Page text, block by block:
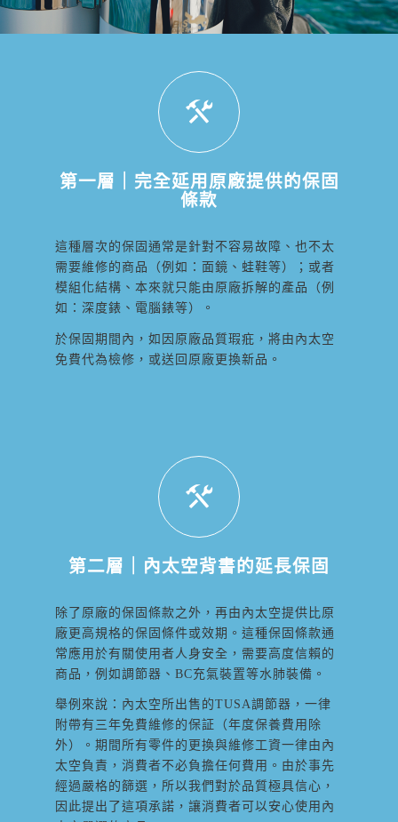
第一層｜完全延用原廠提供的保固
條款
這種層次的保固通常是針對不容易故障、也不太
需要維修的商品（例如：面鏡、蛙鞋等）；或者
模組化結構、本來就只能由原廠拆解的產品（例
如：深度錶、電腦錶等）。
於保固期間內，如因原廠品質瑕疪，將由內太空
免費代為檢修，或送回原廠更換新品。
第二層｜內太空背書的延長保固
除了原廠的保固條款之外，再由內太空提供比原
廠更高規格的保固條件或效期。這種保固條款通
常應用於有關使用者人身安全，需要高度信賴的
商品，例如調節器、BC充氣裝置等水肺裝備。
舉例來說：內太空所出售的TUSA調節器，一律
附帶有三年免費維修的保証（年度保養費用除
外）。期間所有零件的更換與維修工資一律由內
太空負責，消費者不必負擔任何費用。由於事先
經過嚴格的篩選，所以我們對於品質極具信心，
因此提出了這項承諾，讓消費者可以安心使用內